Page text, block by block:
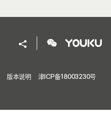
版本说明
津ICP备18003230号